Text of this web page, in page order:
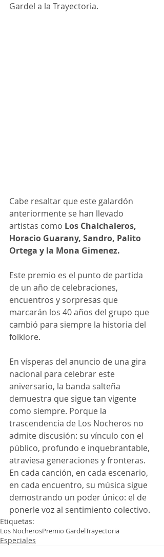
Gardel a la Trayectoria.
Cabe resaltar que este galardón
anteriormente se han llevado
artistas como Los Chalchaleros,
Horacio Guarany, Sandro, Palito
Ortega y la Mona Gimenez.
Este premio es el punto de partida
de un año de celebraciones,
encuentros y sorpresas que
marcarán los 40 años del grupo que
cambió para siempre la historia del
folklore.
En vísperas del anuncio de una gira
nacional para celebrar este
aniversario, la banda salteña
demuestra que sigue tan vigente
como siempre. Porque la
trascendencia de Los Nocheros no
admite discusión: su vínculo con el
público, profundo e inquebrantable,
atraviesa generaciones y fronteras.
En cada canción, en cada escenario,
en cada encuentro, su música sigue
demostrando un poder único: el de
ponerle voz al sentimiento colectivo.
Etiquetas:
Los NocherosPremio GardelTrayectoria
Especiales